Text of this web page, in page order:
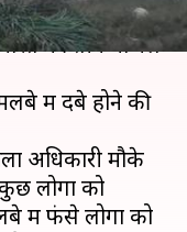
सामने आई है।
की तीन मंजिले
में दबे होने की
अधिकारी मौके
लोगों को
में फंसे लोगों को